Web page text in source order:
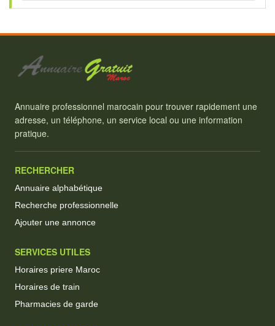
Annuaire professionnel marocain pour trouver rapidement une
adresse, un téléphone, un service local ou une information
pratique.
RECHERCHER
Annuaire alphabétique
Recherche professionnelle
Ajouter une annonce
SERVICES UTILES
Horaires priere Maroc
Horaires de train
Pharmacies de garde